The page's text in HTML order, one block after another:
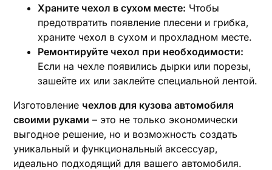
Храните чехол в сухом месте: Чтобы
предотвратить появление плесени и грибка‚
храните чехол в сухом и прохладном месте.
Ремонтируйте чехол при необходимости:
Если на чехле появились дырки или порезы‚
зашейте их или заклейте специальной лентой.
Изготовление чехлов для кузова автомобиля
своими руками – это не только экономически
выгодное решение‚ но и возможность создать
уникальный и функциональный аксессуар‚
идеально подходящий для вашего автомобиля.